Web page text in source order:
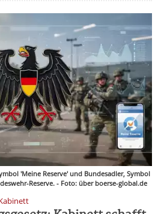
'Meine Reserve' und Bundesadler, Symbol
Reserve. - Foto: über boerse-global.de